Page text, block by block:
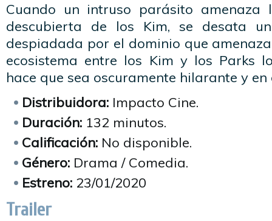
Cuando un intruso parásito amenaza
descubierta de los Kim, se desata
despiadada por el dominio que
ecosistema entre los Kim y los Parks
hace que sea oscuramente hilarante y
Distribuidora: Impacto Cine.
Duración: 132 minutos.
Calificación: No disponible.
Género: Drama / Comedia.
Estreno: 23/01/2020
Trailer